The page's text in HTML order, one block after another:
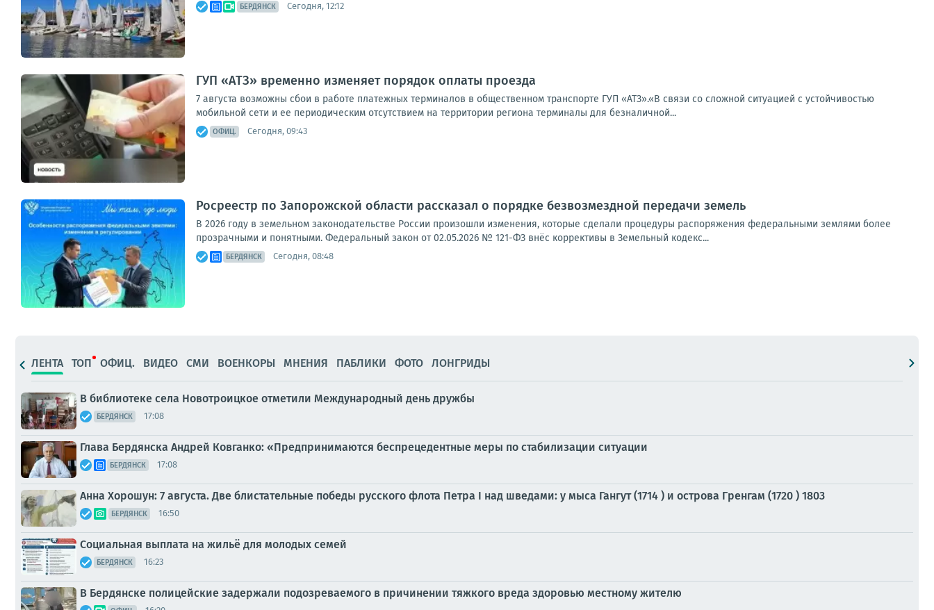
БЕРДЯНСК Сегодня, 12:12
ГУП «АТЗ» временно изменяет порядок оплаты проезда
7 августа возможны сбои в работе платежных терминалов в общественном транспорте ГУП «АТЗ».«В связи со сложной ситуацией с устойчивостью
мобильной сети и ее периодическим отсутствием на территории региона терминалы для безналичной...
ОФИЦ. Сегодня, 09:43
Росреестр по Запорожской области рассказал о порядке безвозмездной передачи земель
В 2026 году в земельном законодательстве России произошли изменения, которые сделали процедуры распоряжения федеральными землями более
прозрачными и понятными. Федеральный закон от 02.05.2026 № 121-ФЗ внёс коррективы в Земельный кодекс...
БЕРДЯНСК Сегодня, 08:48
ЛЕНТА ТОП ОФИЦ. ВИДЕО СМИ ВОЕНКОРЫ МНЕНИЯ ПАБЛИКИ ФОТО ЛОНГРИДЫ
В библиотеке села Новотроицкое отметили Международный день дружбы
БЕРДЯНСК 17:08
Глава Бердянска Андрей Ковганко: «Предпринимаются беспрецедентные меры по стабилизации ситуации
БЕРДЯНСК 17:08
Анна Хорошун: 7 августа. Две блистательные победы русского флота Петра I над шведами: у мыса Гангут (1714 ) и острова Гренгам (1720 ) 1803
БЕРДЯНСК 16:50
Социальная выплата на жильё для молодых семей
БЕРДЯНСК 16:23
В Бердянске полицейские задержали подозреваемого в причинении тяжкого вреда здоровью местному жителю